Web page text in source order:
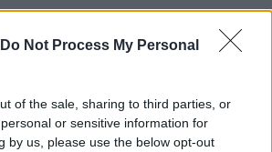
Do Not Process My Personal
of the sale, sharing to third parties, or
or sensitive information for
by us, please use the below opt-out